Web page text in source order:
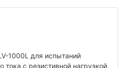
генераторов, ИБП,